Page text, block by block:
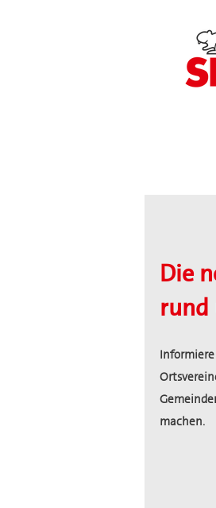
Die
rund
Informiere
machen.